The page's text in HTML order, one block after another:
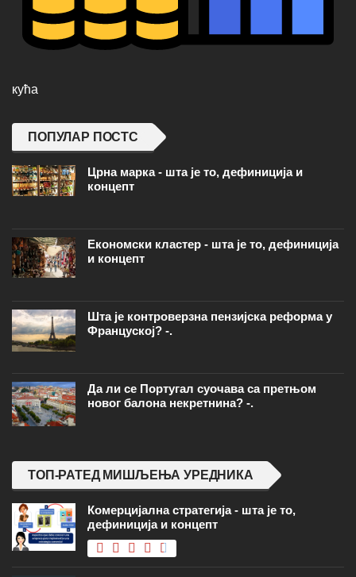
кућа
ПОПУЛАР ПОСТС
Црна марка - шта је то, дефиниција и
концепт
Економски кластер - шта је то, дефиниција
и концепт
Шта је контроверзна пензијска реформа у
Француској? -.
Да ли се Португал суочава са претњом
новог балона некретнина? -.
ТОП-РАТЕД МИШЉЕЊА УРЕДНИКА
Комерцијална стратегија - шта је то,
дефиниција и концепт